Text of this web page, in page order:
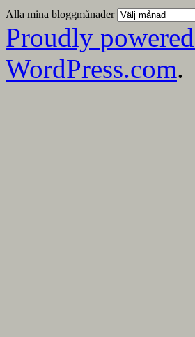
Alla mina bloggmånader
Proudly
WordPress.com.